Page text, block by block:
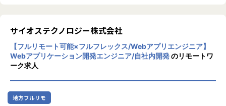
で効率化し、20兆円もの物流業界の構造を大きく変えるチャ
レンジをしています。
テム」の、大きく２つの事業を展開しています。
【プロジェクト例】
・AzureでのマイクロサービスによるWebアプリケーション
開発
・AWSでのETLやBI、データレイクなどによるビッグデータ
分析基盤構築
・オープンソースを利用した構成管理システムの開発構築
・AWSでの機械学習モデル実行基盤の開発構築
・APIエコノミーシステムのコンサルティングおよび開発
サイオステクノロジー株式会社
【フルリモート可能×フルフレックス/Webアプリエンジニア】
Webアプリケーション開発エンジニア/自社内開発のリモートワ
ーク求人
地方フルリモ